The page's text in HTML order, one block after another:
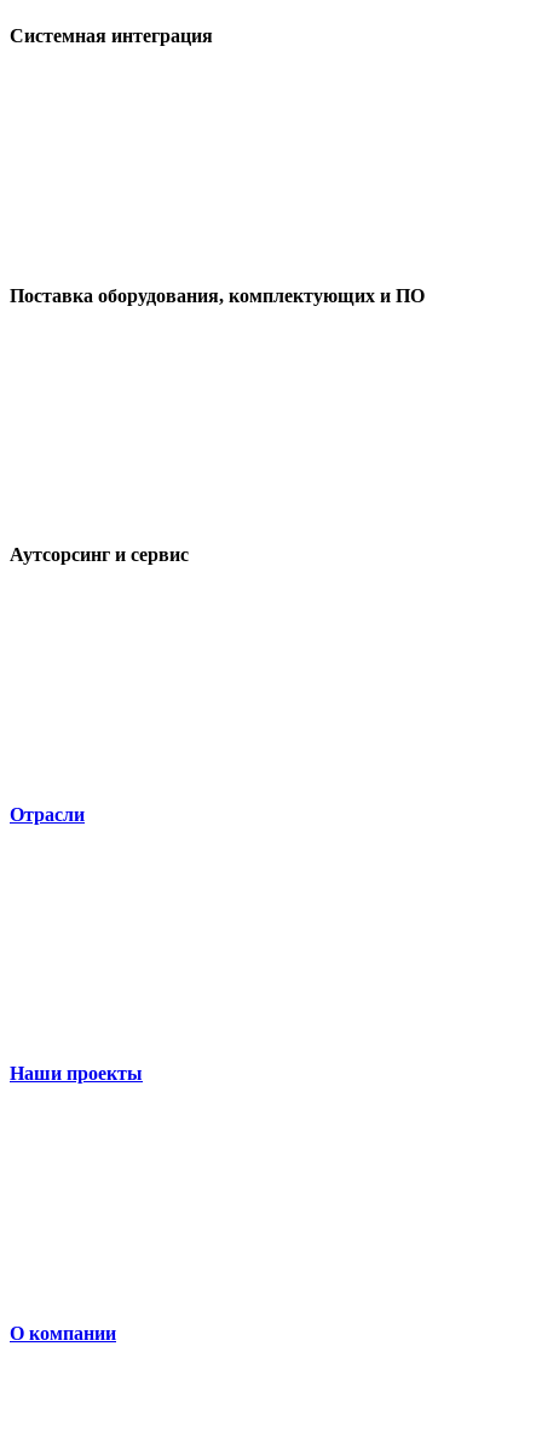
Системная интеграция
Поставка оборудования, комплектующих и ПО
Аутсорсинг и сервис
Отрасли
Наши проекты
О компании